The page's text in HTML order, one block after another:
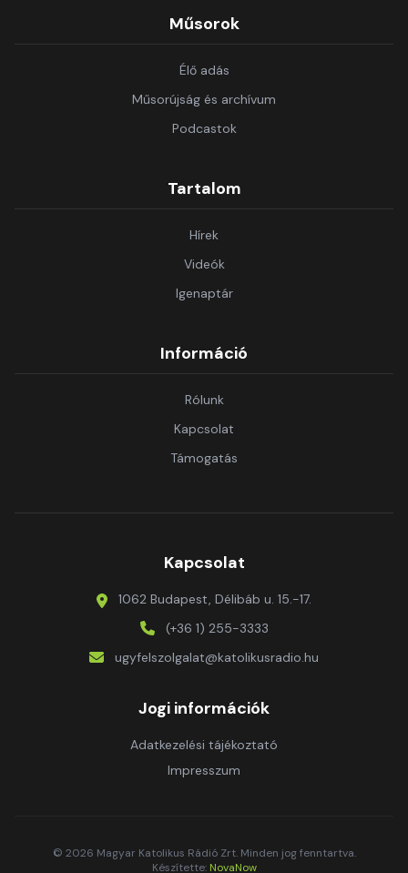
Műsorok
Élő adás
Műsorújság és archívum
Podcastok
Tartalom
Hírek
Videók
Igenaptár
Információ
Rólunk
Kapcsolat
Támogatás
Kapcsolat
1062 Budapest, Délibáb u. 15.-17.
(+36 1) 255-3333
ugyfelszolgalat@katolikusradio.hu
Jogi információk
Adatkezelési tájékoztató
Impresszum
© 2026 Magyar Katolikus Rádió Zrt. Minden jog fenntartva.
Készítette: NovaNow